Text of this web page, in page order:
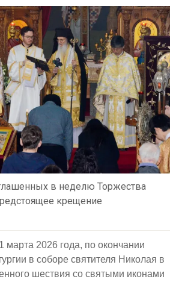
в неделю Торжества
крещение
марта 2026 года, по окончании
в соборе святителя Николая в
шествия со святыми иконами